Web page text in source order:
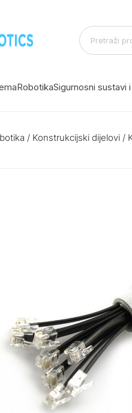
RobotikaSigurnosni sustavi
/ Konstrukcijski dijelovi /